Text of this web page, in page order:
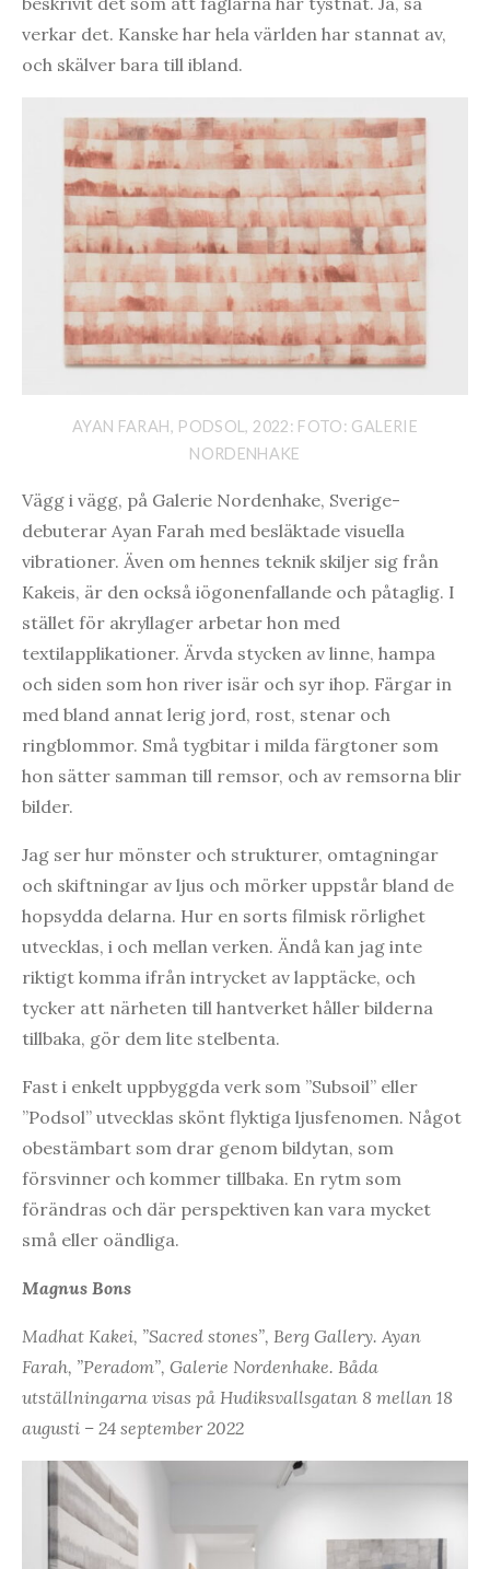
verkar det. Kanske har hela världen har stannat av,
och skälver bara till ibland.
AYAN FARAH, PODSOL, 2022: FOTO: GALERIE
NORDENHAKE
Vägg i vägg, på Galerie Nordenhake, Sverige-
debuterar Ayan Farah med besläktade visuella
vibrationer. Även om hennes teknik skiljer sig från
Kakeis, är den också iögonenfallande och påtaglig. I
stället för akryllager arbetar hon med
textilapplikationer. Ärvda stycken av linne, hampa
och siden som hon river isär och syr ihop. Färgar in
med bland annat lerig jord, rost, stenar och
ringblommor. Små tygbitar i milda färgtoner som
hon sätter samman till remsor, och av remsorna blir
bilder.
Jag ser hur mönster och strukturer, omtagningar
och skiftningar av ljus och mörker uppstår bland de
hopsydda delarna. Hur en sorts filmisk rörlighet
utvecklas, i och mellan verken. Ändå kan jag inte
riktigt komma ifrån intrycket av lapptäcke, och
tycker att närheten till hantverket håller bilderna
tillbaka, gör dem lite stelbenta.
Fast i enkelt uppbyggda verk som ”Subsoil” eller
”Podsol” utvecklas skönt flyktiga ljusfenomen. Något
obestämbart som drar genom bildytan, som
försvinner och kommer tillbaka. En rytm som
förändras och där perspektiven kan vara mycket
små eller oändliga.
Magnus Bons
Madhat Kakei, ”Sacred stones”, Berg Gallery. Ayan
Farah, ”Peradom”, Galerie Nordenhake. Båda
utställningarna visas på Hudiksvallsgatan 8 mellan 18
augusti – 24 september 2022